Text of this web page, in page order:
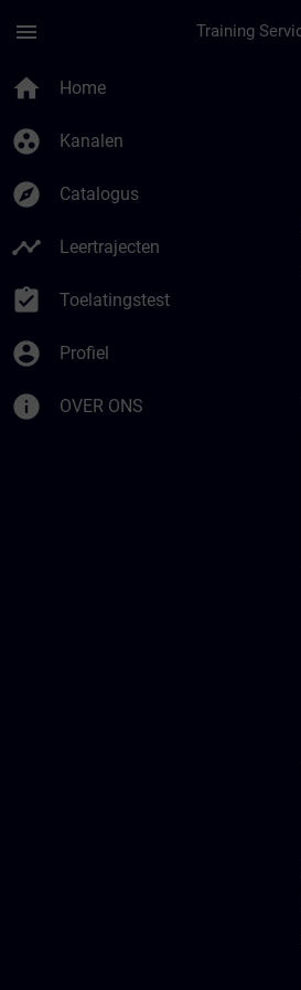
menu
home Home
group_work Kanalen
explore Catalogus
timeline Leertrajecten
assignment_turned_in Toelatingstest
account_circle Profiel
info OVER ONS